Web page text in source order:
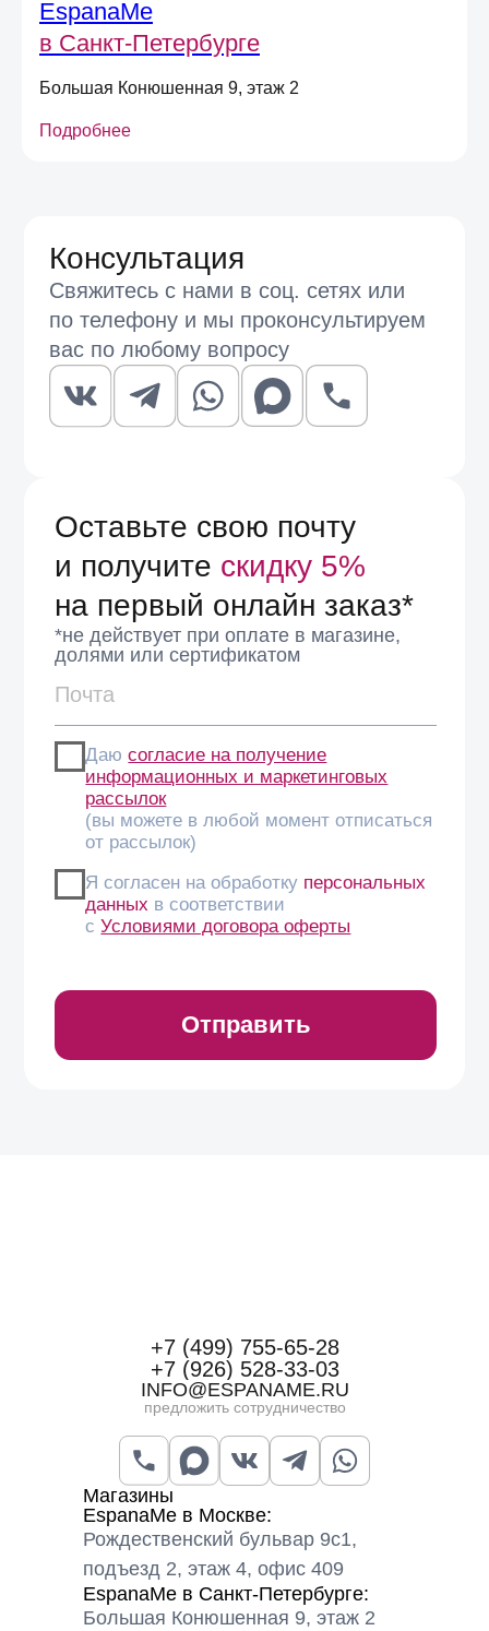
EspanaMe
в Санкт-Петербурге
Большая Конюшенная 9, этаж 2
Подробнее
Магазины
EspanaMe в Москве:
Рождественский бульвар 9с1,
подъезд 2, этаж 4, офис 409
EspanaMe в Санкт-Петербурге:
Большая Конюшенная 9, этаж 2
+7 (499) 755-65-28
+7 (926) 528-33-03
INFO@ESPANAME.RU
предложить сотрудничество